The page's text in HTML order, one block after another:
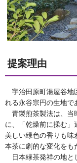
提案理由
宇治田原町湯屋谷地
れる永谷宗円の生地で
青製煎茶製法は、当
に、「乾燥前に揉む」
美しい緑色の香りも味
本茶に劇的な変化をも
日本緑茶発祥の地と